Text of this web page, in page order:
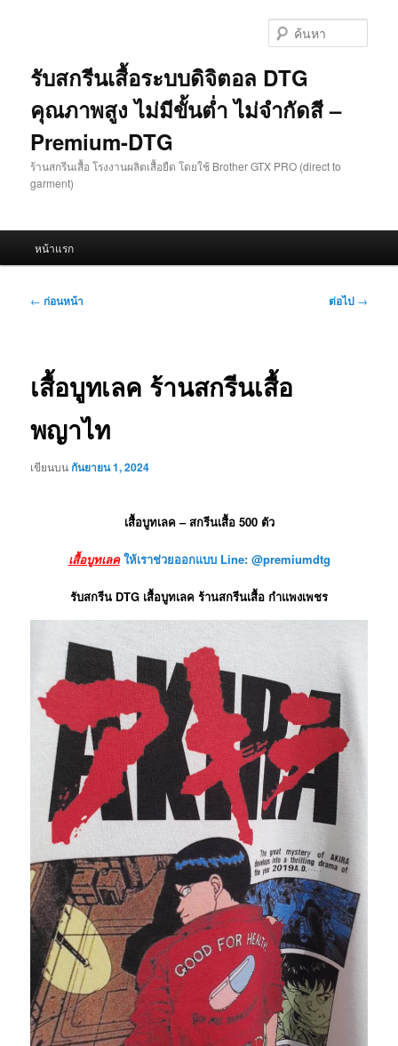
รับสกรีนเสื้อระบบดิจิตอล DTG
คุณภาพสูง ไม่มีขั้นต่ำ ไม่จำกัดสี –
Premium-DTG
ร้านสกรีนเสื้อ โรงงานผลิตเสื้อยืด โดยใช้ Brother GTX PRO (direct to
garment)
หน้าแรก
เมนู
← ก่อนหน้า ต่อไป →
เสื้อบูทเลค ร้านสกรีนเสื้อ
พญาไท
เขียนบนกันยายน 1, 2024
เสื้อบูทเลค – สกรีนเสื้อ 500 ตัว
เสื้อบูทเลค ให้เราช่วยออกแบบ Line: @premiumdtg
รับสกรีน DTG เสื้อบูทเลค ร้านสกรีนเสื้อ กำแพงเพชร